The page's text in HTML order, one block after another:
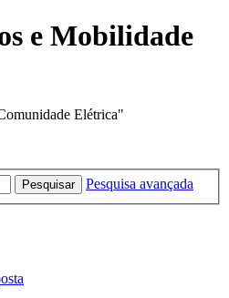
e Mobilidade
Elétrica"
Pesquisar Pesquisa avançada